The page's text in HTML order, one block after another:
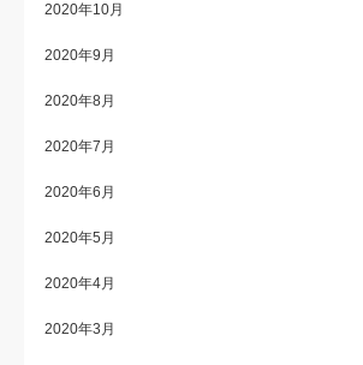
2020年10月
2020年9月
2020年8月
2020年7月
2020年6月
2020年5月
2020年4月
2020年3月